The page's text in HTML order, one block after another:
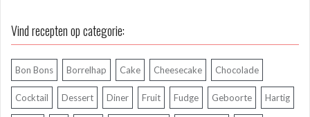
Vind recepten op categorie:
Bon Bons Borrelhap Cake Cheesecake Chocolade
Cocktail Dessert Diner Fruit Fudge Geboorte Hartig